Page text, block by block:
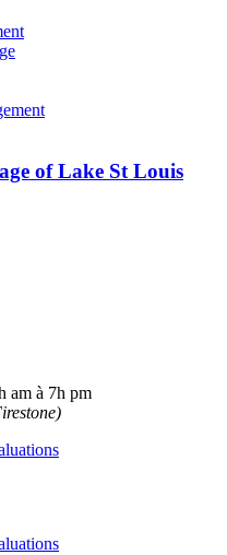
of Lake St Louis
am à 7h pm